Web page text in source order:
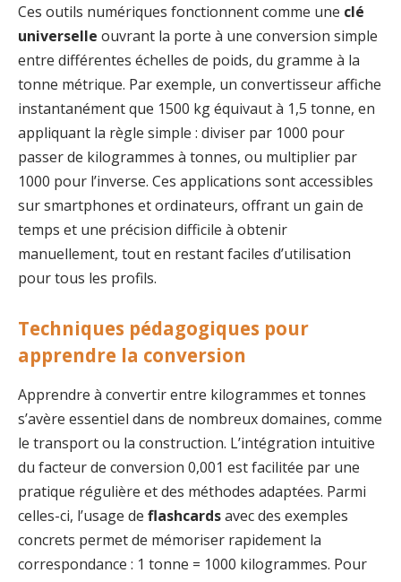
Ces outils numériques fonctionnent comme une clé
universelle ouvrant la porte à une conversion simple
entre différentes échelles de poids, du gramme à la
tonne métrique. Par exemple, un convertisseur affiche
instantanément que 1500 kg équivaut à 1,5 tonne, en
appliquant la règle simple : diviser par 1000 pour
passer de kilogrammes à tonnes, ou multiplier par
1000 pour l’inverse. Ces applications sont accessibles
sur smartphones et ordinateurs, offrant un gain de
temps et une précision difficile à obtenir
manuellement, tout en restant faciles d’utilisation
pour tous les profils.
Techniques pédagogiques pour
apprendre la conversion
Apprendre à convertir entre kilogrammes et tonnes
s’avère essentiel dans de nombreux domaines, comme
le transport ou la construction. L’intégration intuitive
du facteur de conversion 0,001 est facilitée par une
pratique régulière et des méthodes adaptées. Parmi
celles-ci, l’usage de flashcardsavec des exemples
concrets permet de mémoriser rapidement la
correspondance : 1 tonne = 1000 kilogrammes. Pour